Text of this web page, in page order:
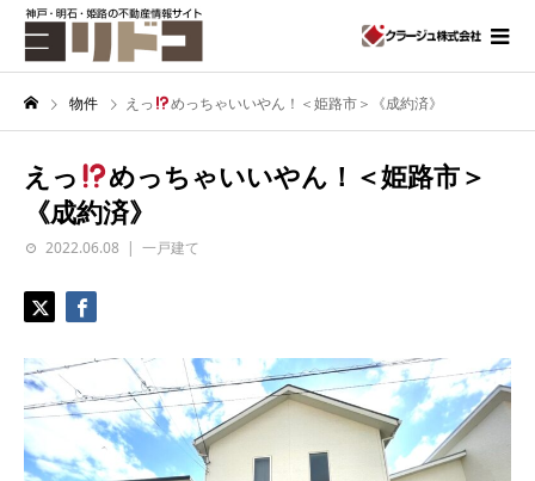
物件 えっ めっちゃいいやん！＜姫路市＞《成約済》
えっ
めっちゃいいやん！＜姫路市＞
《成約済》
2022.06.08 一戸建て